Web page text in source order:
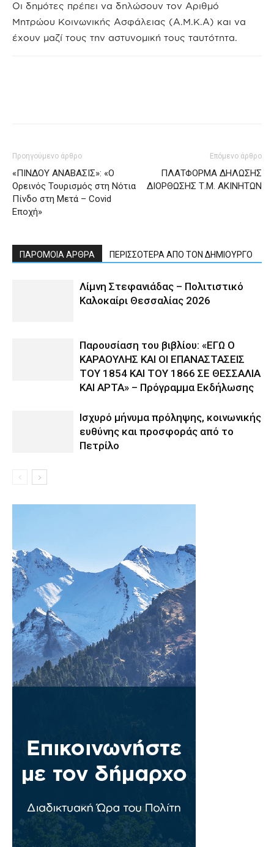
Οι δημότες πρέπει να δηλώσουν τον Αριθμό
Μητρώου Κοινωνικής Ασφάλειας (Α.Μ.Κ.Α) και να
έχουν μαζί τους την αστυνομική τους ταυτότητα.
Προηγούμενο άρθρο
«ΠΙΝΔΟΥ ΑΝΑΒΑΣΙΣ»: «Ο
Ορεινός Τουρισμός στη Νότια
Πίνδο στη Μετά – Covid
Εποχή»
Επόμενο άρθρο
ΠΛΑΤΦΟΡΜΑ ΔΗΛΩΣΗΣ
ΔΙΟΡΘΩΣΗΣ Τ.Μ. ΑΚΙΝΗΤΩΝ
ΠΑΡΟΜΟΙΑ ΑΡΘΡΑ ΠΕΡΙΣΣΟΤΕΡΑ ΑΠΟ ΤΟΝ ΔΗΜΙΟΥΡΓΟ
Λίμνη Στεφανιάδας – Πολιτιστικό
Καλοκαίρι Θεσσαλίας 2026
Παρουσίαση του βιβλίου: «ΕΓΩ Ο
ΚΑΡΑΟΥΛΗΣ ΚΑΙ ΟΙ ΕΠΑΝΑΣΤΑΣΕΙΣ
ΤΟΥ 1854 ΚΑΙ ΤΟΥ 1866 ΣΕ ΘΕΣΣΑΛΙΑ
ΚΑΙ ΑΡΤΑ» – Πρόγραμμα Εκδήλωσης
Ισχυρό μήνυμα πρόληψης, κοινωνικής
ευθύνης και προσφοράς από το
Πετρίλο